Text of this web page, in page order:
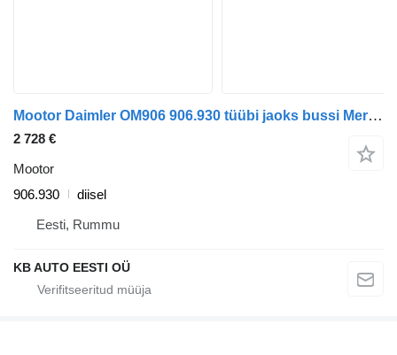
Mootor Daimler OM906 906.930 tüübi jaoks bussi Mercedes-Benz Citaro
2 728 €
Mootor
906.930
diisel
Eesti, Rummu
KB AUTO EESTI OÜ